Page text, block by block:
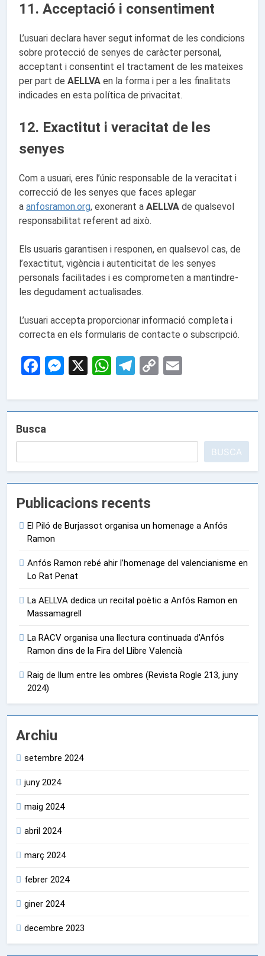
11. Acceptació i consentiment
L’usuari declara haver segut informat de les condicions
sobre protecció de senyes de caràcter personal,
acceptant i consentint el tractament de les mateixes
per part de AELLVA en la forma i per a les finalitats
indicades en esta política de privacitat.
12. Exactitut i veracitat de les
senyes
Com a usuari, eres l’únic responsable de la veracitat i
correcció de les senyes que faces aplegar
a anfosramon.org, exonerant a AELLVA de qualsevol
responsabilitat referent ad això.
Els usuaris garantisen i responen, en qualsevol cas, de
l’exactitut, vigència i autenticitat de les senyes
personals facilitades i es comprometen a mantindre-
les degudament actualisades.
L’usuari accepta proporcionar informació completa i
correcta en els formularis de contacte o subscripció.
Facebook
Messenger
X WhatsApp
Telegram
Copy
Busca
BUSCA
Publicacions recents
El Piló de Burjassot organisa un homenage a Anfós
Ramon
Anfós Ramon rebé ahir l’homenage del valencianisme en
Lo Rat Penat
La AELLVA dedica un recital poètic a Anfós Ramon en
Massamagrell
La RACV organisa una llectura continuada d’Anfós
Ramon dins de la Fira del Llibre Valencià
Raig de llum entre les ombres (Revista Rogle 213, juny
2024)
Archiu
setembre 2024
juny 2024
maig 2024
abril 2024
març 2024
febrer 2024
giner 2024
decembre 2023